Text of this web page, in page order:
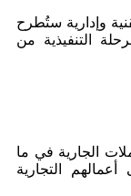
وإدارية ستُطرح
التنفيذية من
الجارية في ما
التجارية